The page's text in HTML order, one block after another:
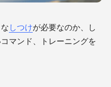
しつけが必要なのか、し
マンド、トレーニングを